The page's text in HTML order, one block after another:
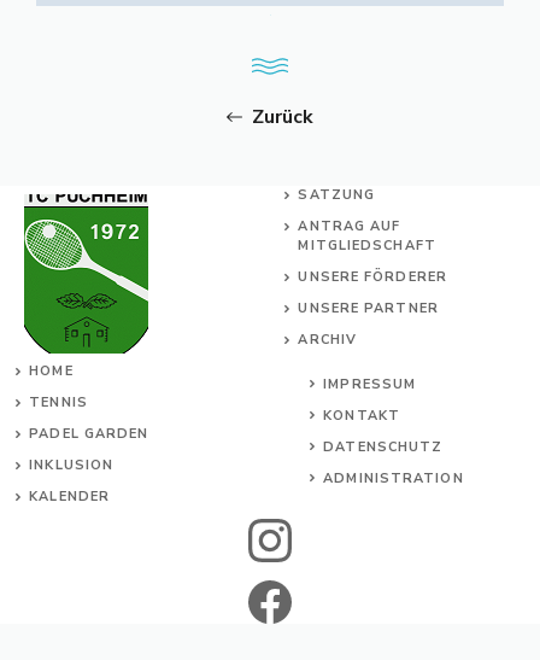
Zurück
SATZUNG
ANTRAG AUF
MITGLIEDSCHAFT
UNSERE FÖRDERER
UNSERE PARTNER
ARCHIV
HOME
TENNIS
PADEL GARDEN
INKLUSION
KALENDER
IMPRESSUM
KONTAKT
DATENSCHUTZ
ADMINISTRATION